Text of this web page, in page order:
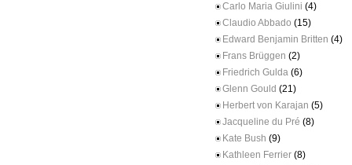
Carlo Maria Giulini (4)
Claudio Abbado (15)
Edward Benjamin Britten (4)
Frans Brüggen (2)
Friedrich Gulda (6)
Glenn Gould (21)
Herbert von Karajan (5)
Jacqueline du Pré (8)
Kate Bush (9)
Kathleen Ferrier (8)